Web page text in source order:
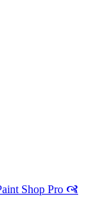
Shop Pro 🙧